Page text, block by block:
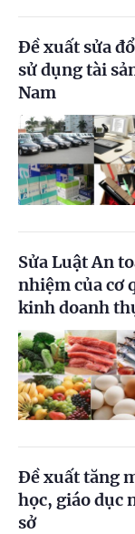
Đề xuất sửa
sử dụng tài
Nam
Sửa Luật An
nhiệm của cơ
kinh doanh
Đề xuất tăng
học, giáo dục
sở